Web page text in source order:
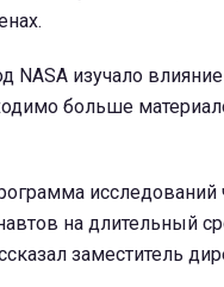
NASA изучало
больше
исследований
на длительный
заместитель